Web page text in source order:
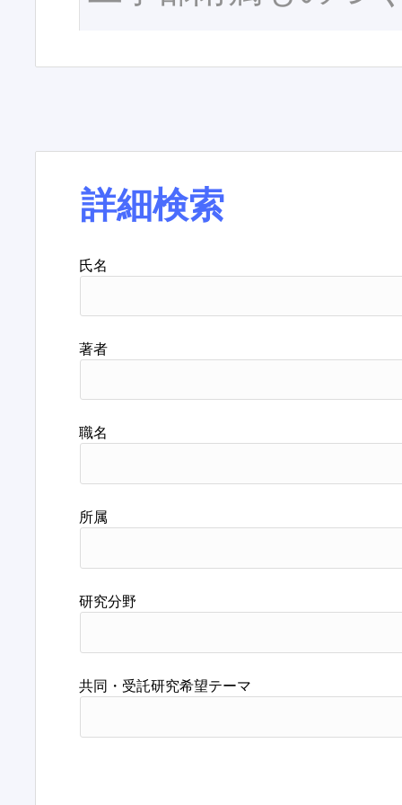
詳細検索
氏名
著者
職名
所属
研究分野
共同・受託研究希望テーマ